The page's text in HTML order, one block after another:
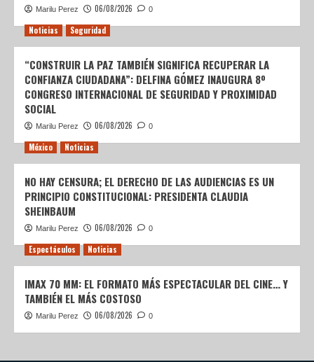
Marilu Perez 06/08/2026 0
Noticias Seguridad
“CONSTRUIR LA PAZ TAMBIÉN SIGNIFICA RECUPERAR LA
CONFIANZA CIUDADANA”: DELFINA GÓMEZ INAUGURA 8º
CONGRESO INTERNACIONAL DE SEGURIDAD Y PROXIMIDAD
SOCIAL
Marilu Perez 06/08/2026 0
México Noticias
NO HAY CENSURA; EL DERECHO DE LAS AUDIENCIAS ES UN
PRINCIPIO CONSTITUCIONAL: PRESIDENTA CLAUDIA
SHEINBAUM
Marilu Perez 06/08/2026 0
Espectáculos Noticias
IMAX 70 MM: EL FORMATO MÁS ESPECTACULAR DEL CINE… Y
TAMBIÉN EL MÁS COSTOSO
Marilu Perez 06/08/2026 0